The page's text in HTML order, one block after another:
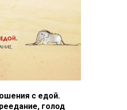
с едой.
голод